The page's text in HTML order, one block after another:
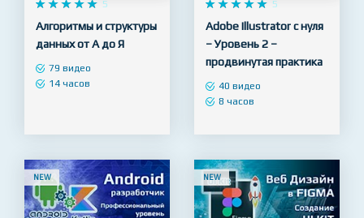
Premium-PLUS
    
     5
Алгоритмы и структуры
данных от А до Я
Premium
   
   
Adobe Illustrator с нуля
– Уровень 2 –
продвинутая практика